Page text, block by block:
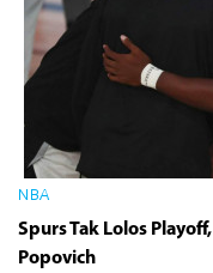
NBA
Spurs Tak Lolos
Popovich